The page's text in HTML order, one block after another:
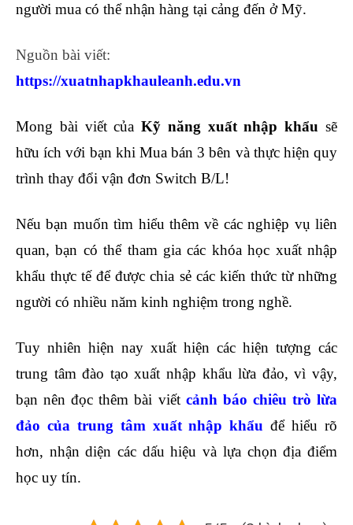
người mua có thể nhận hàng tại cảng đến ở Mỹ.
Nguồn bài viết:
https://xuatnhapkhauleanh.edu.vn
Mong bài viết củaKỹ năng xuất nhập khẩu sẽ
hữu ích với bạn khi Mua bán 3 bên và thực hiện quy
trình thay đổi vận đơn Switch B/L!
Nếu bạn muốn tìm hiểu thêm về các nghiệp vụ liên
quan, bạn có thể tham gia các khóa học xuất nhập
khẩu thực tếđể được chia sẻ các kiến thức từ những
người có nhiều năm kinh nghiệm trong nghề.
Tuy nhiên hiện nay xuất hiện các hiện tượng các
trung tâm đào tạo xuất nhập khẩu lừa đảo, vì vậy,
bạn nên đọc thêm bài viết cảnh báo chiêu trò lừa
đảo của trung tâm xuất nhập khẩu để hiểu rõ
hơn, nhận diện các dấu hiệu và lựa chọn địa điểm
học uy tín.